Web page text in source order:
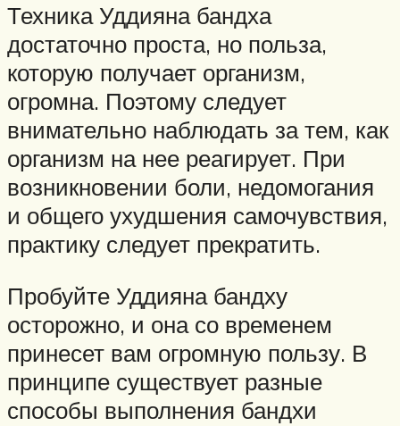
Техника Уддияна бандха
достаточно проста, но польза,
которую получает организм,
огромна. Поэтому следует
внимательно наблюдать за тем, как
организм на нее реагирует. При
возникновении боли, недомогания
и общего ухудшения самочувствия,
практику следует прекратить.
Пробуйте Уддияна бандху
осторожно, и она со временем
принесет вам огромную пользу. В
принципе существует разные
способы выполнения бандхи